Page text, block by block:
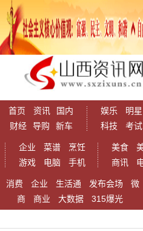
首页 资讯
国内
财经
导购 新车
娱乐 明星
科技
考试
企业 菜谱
烹饪
游戏
电脑 手机
美食
商讯
消费 企业 生活通 发布会场
微
商
商业 大数据 315爆光